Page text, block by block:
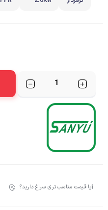
تعداد
آیا قیمت مناسب‌تری سراغ دارید؟